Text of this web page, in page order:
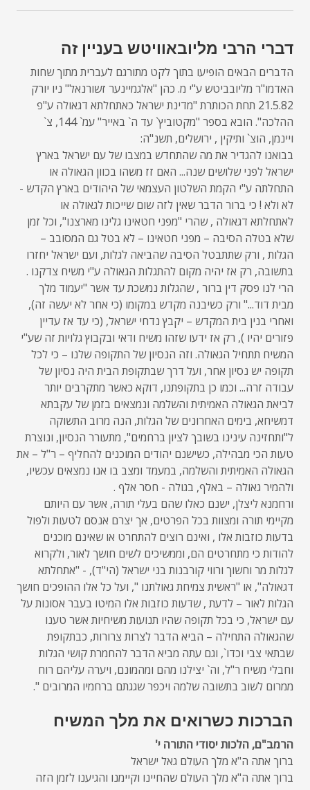
דברי הרבי מליובאוויטש בעניין זה
הדברים הבאים הופיעו בתוך לקט מתורגם לעברית מתוך שחות
האדמו"ר מליובביטש ע"י מ. כהן "אלגמיינער זשורנאל" ניו יורק
21.5.82 תחת הכותרת "מדינת ישראל כאתחלתא דגאולה ע"פ
ההלכה". הובא בספר "מקטוביץ` עד ה` באייר" עמ` 144, צ`
ויינמן, הוצ` ותיקין , ירושלים, תשנ"ה:
בבואנו להגדיר את מה שהתחדש במצבו של עם ישראל בארץ
ישראל לפני שלושים שנה... האם זז משהו בכוון הגאולה או
התחלתה ע"י הקמת השלטון העצמאי של היהודים בארץ הקדש -
לא ולא ! כי ברור הדבר שאין לזה שום שייכות לגאולה או
לאתחלתא דגאולה , שהרי "מפני חטאינו גלינו מארצנו", וכל זמן
שלא בטלה הסיבה – מפני חטאינו – לא בטל גם המסובב –
הגלות , ורק שתתבטל הסיבה שהביאה לגלות, ועם ישראל יחזרו
בתשובה, רק אז יהיה מקום להתגלות הגאולה ע"י משיח צדקנו .
הרי לנו פסק דין ברור , שהגלות נמשכת עד אשר "יעמוד מלך
מבית דוד..." ורק כשיבנה מקדש במקומו (כי אחר לא יעשה זה),
ואחרי בנין בית המקדש – יקבץ נדחי ישראל, (כי עד אז עדיין
פזורים יהיו ), רק אז ידעו שזהו משיח ודאי ובקבוץ גלויות זה שע"י
המשיח תתחיל הגאולה. וזה הנסיון של התקופה שלנו – כי לכל
תקופה יש נסיון אחר, ועל דרך שבתקופת הבית היה נסיון של
עבודה זרה... וכמו כן בתקופתנו, דוקא כאשר מתקרבים יותר
לביאת הגאולה האמיתית והשלמה ונמצאים בזמן של עקבתא
דמשיחא, בימים האחרונים של הגלות, הנה מרוב התשוקה
ל"ותחזינה עינינו בשובך לציון ברחמים", מתעורר הנסיון, ונוצרת
טעות הכי מבהילה, כשישנם יהודים המוכנים להחליף – ר"ל – את
הגאולה האמיתית והשלמה, במעמד ומצב בו אנו נמצאים עכשיו,
ולהמיר גאולה – באלף, בגולה - חסר אלף .
ורחמנא ליצלן, ישנם כאלו שהם בעלי תורה, אשר עם היותם
מקיימי תורה ומצוות בכל הפרטים, אך יצרם אנסם לטעות ולפול
בדעות כוזבות אלו , ואינם רוצים להתחרט או שאינם מוכנים
להודות כי מתחרטים הם, וממשיכים לשים חושך לאור, ולקרוא
לגלות מר וחשוך ורווי קורבנות בני ישראל (הי"ד), - "אתחלתא
דגאולה", או "ראשית צמיחת גאולתנו ", ועל כל אלו ההופכים חושך
הגלות לאור – לדעת , שדעות כוזבות אלו המיטו בעבר אסונות על
עם ישראל, כי בכל תקופה שהיו תנועות משיחיות אשר טענו
שהגאולה התחילה – הביא הדבר לצרות צרורות, כבתקופת
שבתאי צבי וכדו`, וגם עתה מביא הדבר להחמרת קושי הגלות
וחבלי משיח ר"ל, וה` יצילנו מהם ומהמונם, ויערה עליהם רוח
ממרום לשוב בתשובה שלמה ויכפר שגגתם ברחמיו המרובים ".
הברכות כשרואים את מלך המשיח
הרמב"ם, הלכות יסודי התורה י'
ברוך אתה ה"א מלך העולם גאל ישראל
ברוך אתה ה"א מלך העולם שהחיינו וקיימנו והגיענו לזמן הזה